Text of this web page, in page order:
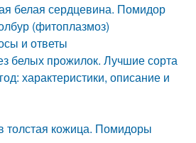
белая сердцевина. Помидор
(фитоплазмоз)
и ответы
белых прожилок. Лучшие сорта
характеристики, описание и
толстая кожица. Помидоры